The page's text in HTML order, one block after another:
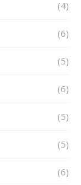
(4)
(6)
(5)
(6)
(5)
(5)
(6)